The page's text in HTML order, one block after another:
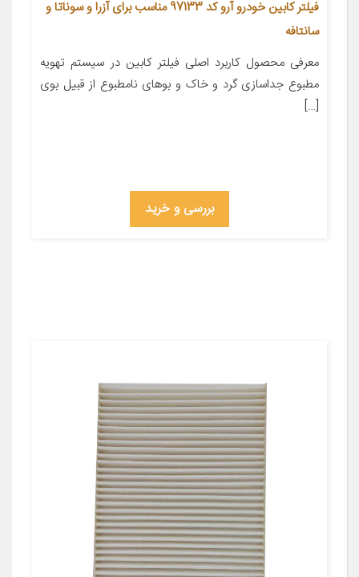
فیلتر کابین خودرو آرو کد 97133 مناسب برای آزرا و سوناتا و
سانتافه
معرفی محصول کاربرد اصلی فیلتر کابین در سیستم تهویه
مطبوع جداسازی گرد و خاک و بوهای نامطبوع از قبیل بوی
[…]
بررسی و خرید